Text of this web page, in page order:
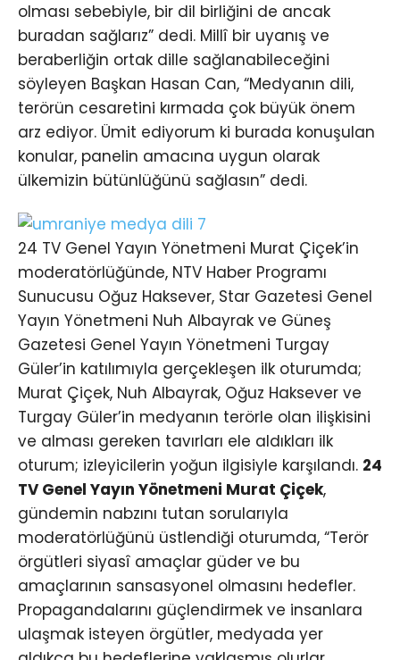
olması sebebiyle, bir dil birliğini de ancak
buradan sağlarız” dedi. Millî bir uyanış ve
beraberliğin ortak dille sağlanabileceğini
söyleyen Başkan Hasan Can, “Medyanın dili,
terörün cesaretini kırmada çok büyük önem
arz ediyor. Ümit ediyorum ki burada konuşulan
konular, panelin amacına uygun olarak
ülkemizin bütünlüğünü sağlasın” dedi.
24 TV Genel Yayın Yönetmeni Murat Çiçek’in
moderatörlüğünde, NTV Haber Programı
Sunucusu Oğuz Haksever, Star Gazetesi Genel
Yayın Yönetmeni Nuh Albayrak ve Güneş
Gazetesi Genel Yayın Yönetmeni Turgay
Güler’in katılımıyla gerçekleşen ilk oturumda;
Murat Çiçek, Nuh Albayrak, Oğuz Haksever ve
Turgay Güler’in medyanın terörle olan ilişkisini
ve alması gereken tavırları ele aldıkları ilk
oturum; izleyicilerin yoğun ilgisiyle karşılandı. 24
TV Genel Yayın Yönetmeni Murat Çiçek,
gündemin nabzını tutan sorularıyla
moderatörlüğünü üstlendiği oturumda, “Terör
örgütleri siyasî amaçlar güder ve bu
amaçlarının sansasyonel olmasını hedefler.
Propagandalarını güçlendirmek ve insanlara
ulaşmak isteyen örgütler, medyada yer